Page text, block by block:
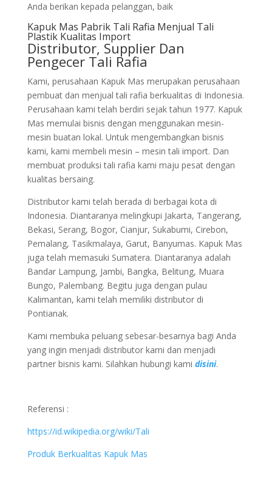
Anda berikan kepada pelanggan, baik
Kapuk Mas Pabrik Tali Rafia Menjual Tali
Plastik Kualitas Import
Distributor, Supplier Dan
Pengecer Tali Rafia
Kami, perusahaan Kapuk Mas merupakan perusahaan
pembuat dan menjual tali rafia berkualitas di Indonesia.
Perusahaan kami telah berdiri sejak tahun 1977. Kapuk
Mas memulai bisnis dengan menggunakan mesin-
mesin buatan lokal. Untuk mengembangkan bisnis
kami, kami membeli mesin – mesin tali import. Dan
membuat produksi tali rafia kami maju pesat dengan
kualitas bersaing.
Distributor kami telah berada di berbagai kota di
Indonesia. Diantaranya melingkupi Jakarta, Tangerang,
Bekasi, Serang, Bogor, Cianjur, Sukabumi, Cirebon,
Pemalang, Tasikmalaya, Garut, Banyumas. Kapuk Mas
juga telah memasuki Sumatera. Diantaranya adalah
Bandar Lampung, Jambi, Bangka, Belitung, Muara
Bungo, Palembang. Begitu juga dengan pulau
Kalimantan, kami telah memiliki distributor di
Pontianak.
Kami membuka peluang sebesar-besarnya bagi Anda
yang ingin menjadi distributor kami dan menjadi
partner bisnis kami. Silahkan hubungi kami disini.
Referensi :
https://id.wikipedia.org/wiki/Tali
Produk Berkualitas Kapuk Mas